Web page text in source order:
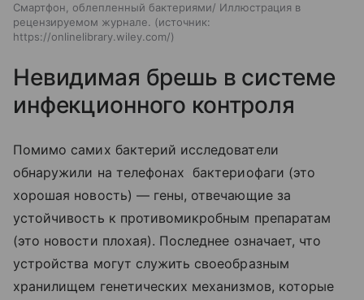
Смартфон, облепленный бактериями/ Иллюстрация в
рецензируемом журнале.
источник:
https://onlinelibrary.wiley.com/
Невидимая брешь в системе
инфекционного контроля
Помимо самих бактерий исследователи
обнаружили на телефонах бактериофаги (это
хорошая новость) — гены, отвечающие за
устойчивость к противомикробным препаратам
(это новости плохая). Последнее означает, что
устройства могут служить своеобразным
хранилищем генетических механизмов, которые